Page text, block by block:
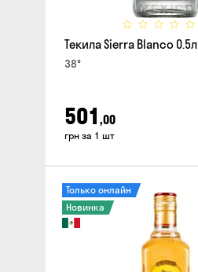
Текила Sierra Blanco 0.5л
38°
501 ,00
грн за 1 шт
Только онлайн
Новинка